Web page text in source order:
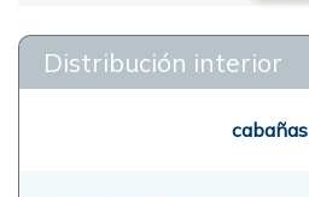
Distribución interior
cabañas